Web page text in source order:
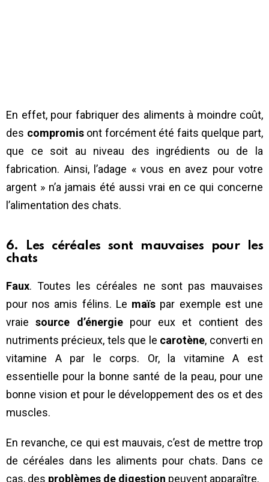
En effet, pour fabriquer des aliments à moindre coût,
des compromisont forcément été faits quelque part,
que ce soit au niveau des ingrédients ou de la
fabrication. Ainsi, l’adage « vous en avez pour votre
argent » n’a jamais été aussi vrai en ce qui concerne
l’alimentation des chats.
6. Les céréales sont mauvaises pour les
chats
Faux. Toutes les céréales ne sont pas mauvaises
pour nos amis félins. Le maïs par exemple est une
vraiesource d’énergiepour eux et contient des
nutriments précieux, tels que le carotène, converti en
vitamine A par le corps. Or, la vitamine A est
essentielle pour la bonne santé de la peau, pour une
bonne vision et pour le développement des os et des
muscles.
En revanche, ce qui est mauvais, c’est de mettre trop
de céréales dans les aliments pour chats. Dans ce
cas, des problèmes de digestion peuvent apparaître.